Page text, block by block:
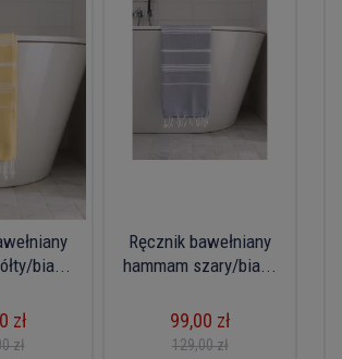
bia...
zł
zł
Ręcznik bawełniany
hammam szary/bia...
99,00 zł
129,00 zł